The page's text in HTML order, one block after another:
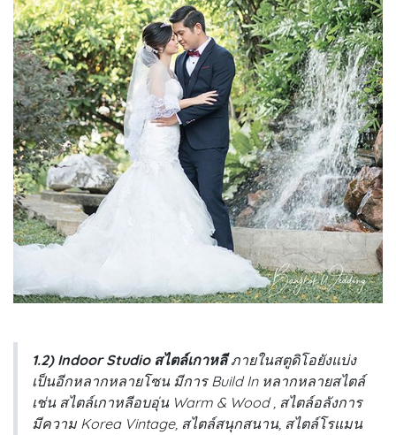
1.2) Indoor Studio สไตล์เกาหลีภายในสตูดิโอยังแบ่ง
เป็นอีกหลากหลายโซน มีการ Build In หลากหลายสไตล์
เช่น สไตล์เกาหลีอบอุ่น Warm & Wood , สไตล์อลังการ
มีความ Korea Vintage, สไตล์สนุกสนาน, สไตล์โรแมน